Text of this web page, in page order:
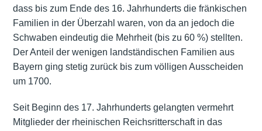
dass bis zum Ende des 16. Jahrhunderts die fränkischen
Familien in der Überzahl waren, von da an jedoch die
Schwaben eindeutig die Mehrheit (bis zu 60 %) stellten.
Der Anteil der wenigen landständischen Familien aus
Bayern ging stetig zurück bis zum völligen Ausscheiden
um 1700.
Seit Beginn des 17. Jahrhunderts gelangten vermehrt
Mitglieder der rheinischen Reichsritterschaft in das